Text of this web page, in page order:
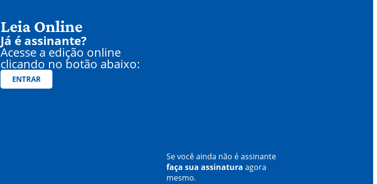
Leia Online
Já é assinante?
Acesse a edição online
clicando no botão abaixo:
ENTRAR
Se você ainda não é assinante
faça sua assinatura agora
mesmo.